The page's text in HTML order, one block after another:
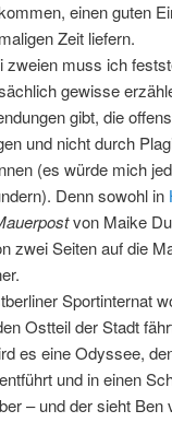
einen guten
Zeit liefern.
zweien muss ich
gewisse
gibt, die
und nicht durch
(es würde mich
Denn sowohl in
von Maike
zwei Seiten auf die
Sportinternat
Ostteil der Stadt
es eine Odyssee,
und in einen
– und der sieht Ben